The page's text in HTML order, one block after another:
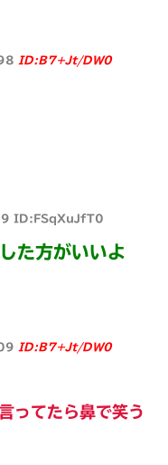
ID:B7+Jt/DW0
ID:FSqXuJfT0
た方がいいよ
ID:B7+Jt/DW0
ってたら鼻で笑う